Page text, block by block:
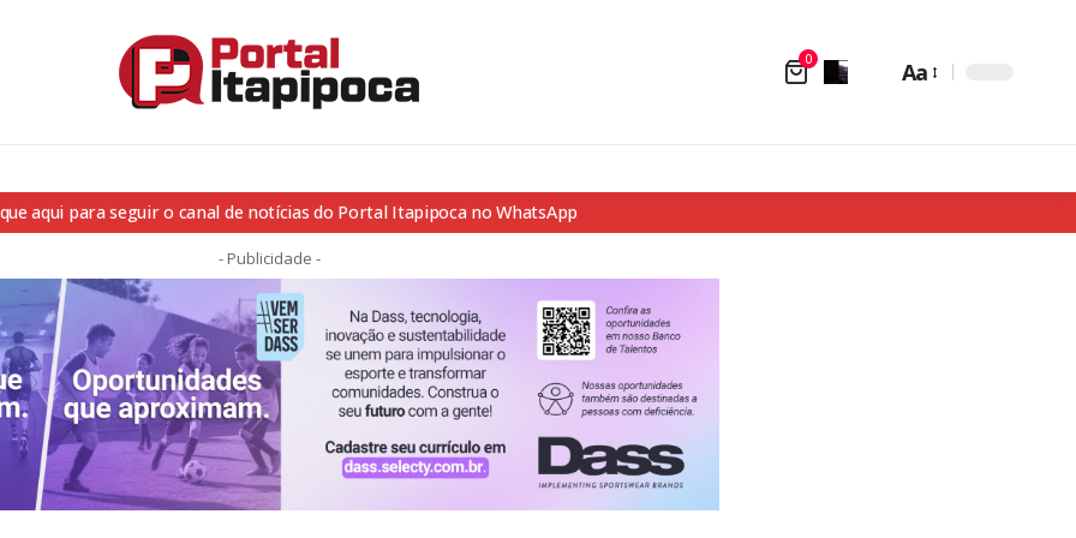
0 Aa
aqui para seguir o canal de notícias do Portal Itapipoca no WhatsApp
- Publicidade -